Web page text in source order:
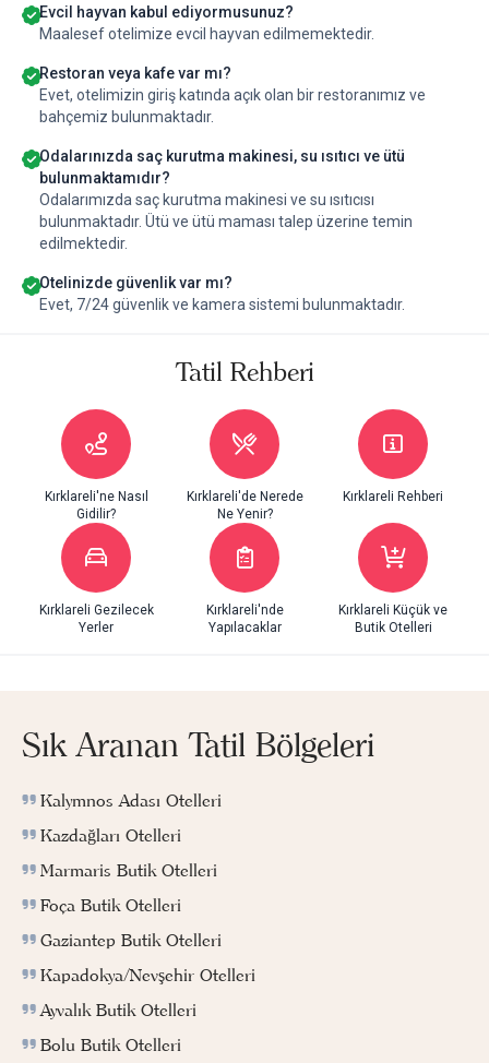
Evcil hayvan kabul ediyormusunuz?
Maalesef otelimize evcil hayvan edilmemektedir.
Restoran veya kafe var mı?
Evet, otelimizin giriş katında açık olan bir restoranımız ve
bahçemiz bulunmaktadır.
Odalarınızda saç kurutma makinesi, su ısıtıcı ve ütü
bulunmaktamıdır?
Odalarımızda saç kurutma makinesi ve su ısıtıcısı
bulunmaktadır. Ütü ve ütü maması talep üzerine temin
edilmektedir.
Otelinizde güvenlik var mı?
Evet, 7/24 güvenlik ve kamera sistemi bulunmaktadır.
Tatil Rehberi
Kırklareli'ne Nasıl
Gidilir?
Kırklareli'de Nerede
Ne Yenir?
Kırklareli Rehberi
Kırklareli Gezilecek
Yerler
Kırklareli'nde
Yapılacaklar
Kırklareli Küçük ve
Butik Otelleri
Sık Aranan Tatil Bölgeleri
Kalymnos Adası Otelleri
Kazdağları Otelleri
Marmaris Butik Otelleri
Foça Butik Otelleri
Gaziantep Butik Otelleri
Kapadokya/Nevşehir Otelleri
Ayvalık Butik Otelleri
Bolu Butik Otelleri